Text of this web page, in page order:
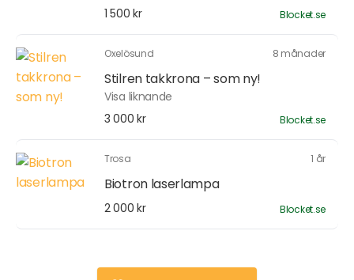
1 500 kr
Blocket.se
Oxelösund 8 månader
Stilren takkrona – som ny!
Visa liknande
3 000 kr
Blocket.se
Trosa 1 år
Biotron laserlampa
2 000 kr Blocket.se